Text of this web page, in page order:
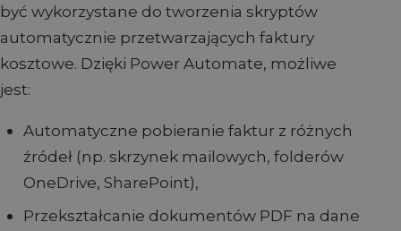
być wykorzystane do tworzenia skryptów
automatycznie przetwarzających faktury
kosztowe. Dzięki Power Automate, możliwe
jest:
Automatyczne pobieranie faktur z różnych
źródeł (np. skrzynek mailowych, folderów
OneDrive, SharePoint),
Przekształcanie dokumentów PDF na dane